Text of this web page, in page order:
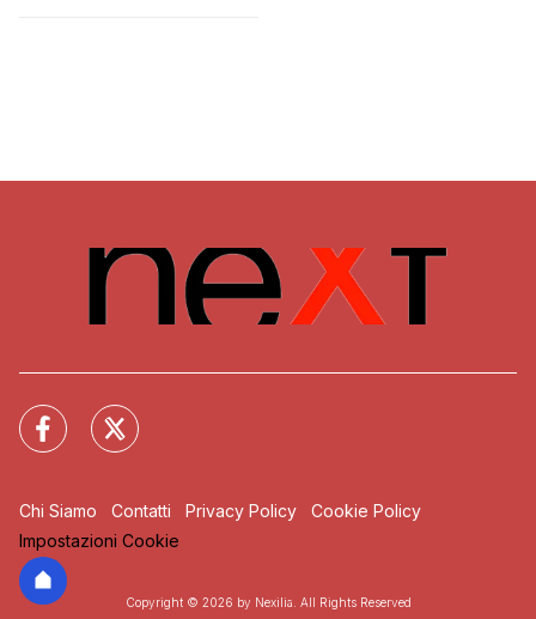
Chi Siamo Contatti Privacy Policy
Cookie Policy
Impostazioni Cookie
Copyright © 2026 by Nexilia. All Rights Reserved